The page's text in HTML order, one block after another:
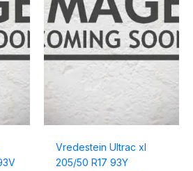
Vredestein Ultrac xl
205/50 R17 93Y